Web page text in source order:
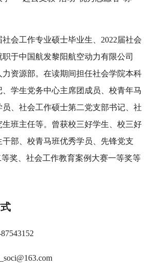
社会工作专业硕士毕业生、 2022届社会
于中国航发黎阳航空动力有限公司
力资源部。在读期间担任社会学院本科
学生党务中心主席团成员、校青年马
、社会工作硕士第二党支部书记、社
生班主任等。曾获校三好学生、校三好
部、校青马班优秀学员、先锋党支
奖、社会工作教育案例大赛一等奖等